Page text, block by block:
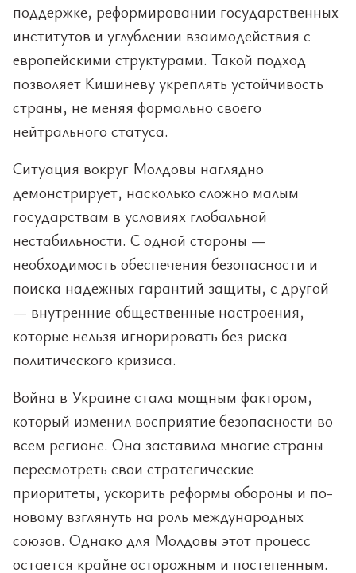
поддержке, реформировании государственных
институтов и углублении взаимодействия с
европейскими структурами. Такой подход
позволяет Кишиневу укреплять устойчивость
страны, не меняя формально своего
нейтрального статуса.
Ситуация вокруг Молдовы наглядно
демонстрирует, насколько сложно малым
государствам в условиях глобальной
нестабильности. С одной стороны —
необходимость обеспечения безопасности и
поиска надежных гарантий защиты, с другой
— внутренние общественные настроения,
которые нельзя игнорировать без риска
политического кризиса.
Война в Украине стала мощным фактором,
который изменил восприятие безопасности во
всем регионе. Она заставила многие страны
пересмотреть свои стратегические
приоритеты, ускорить реформы обороны и по-
новому взглянуть на роль международных
союзов. Однако для Молдовы этот процесс
остается крайне осторожным и постепенным.